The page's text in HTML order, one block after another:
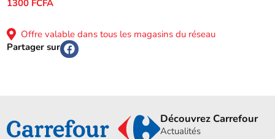
1300 FCFA
Offre valable dans tous les magasins du réseau
Partager sur
Découvrez Carrefour
Actualités